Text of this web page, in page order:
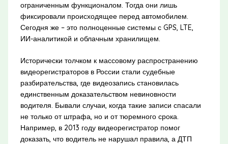
ограниченным функционалом. Тогда они лишь
фиксировали происходящее перед автомобилем.
Сегодня же – это полноценные системы с GPS, LTE,
ИИ-аналитикой и облачным хранилищем.
Исторически толчком к массовому распространению
видеорегистраторов в России стали судебные
разбирательства, где видеозапись становилась
единственным доказательством невиновности
водителя. Бывали случаи, когда такие записи спасали
не только от штрафа, но и от тюремного срока.
Например, в 2013 году видеорегистратор помог
доказать, что водитель не нарушал правила, а ДТП